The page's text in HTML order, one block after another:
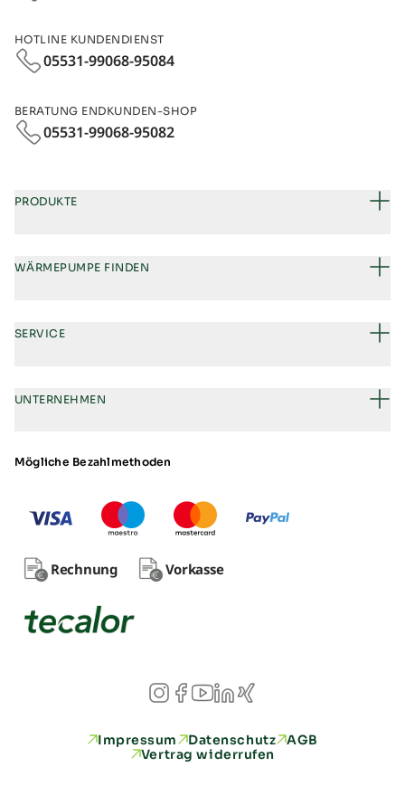
HOTLINE KUNDENDIENST
05531-99068-95084
BERATUNG ENDKUNDEN-SHOP
05531-99068‑95082
PRODUKTE
WÄRMEPUMPE FINDEN
SERVICE
UNTERNEHMEN
Mögliche Bezahlmethoden
Rechnung Vorkasse
Impressum Datenschutz
AGB
Vertrag widerrufen